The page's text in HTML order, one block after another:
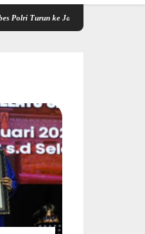
ke Jambi, Bantu Dalami Kasus Dugaan